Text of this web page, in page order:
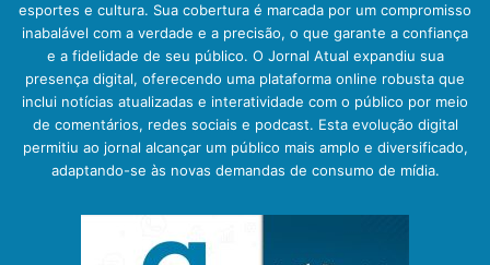
esportes e cultura. Sua cobertura é marcada por um compromisso
inabalável com a verdade e a precisão, o que garante a confiança
e a fidelidade de seu público. O Jornal Atual expandiu sua
presença digital, oferecendo uma plataforma online robusta que
inclui notícias atualizadas e interatividade com o público por meio
de comentários, redes sociais e podcast. Esta evolução digital
permitiu ao jornal alcançar um público mais amplo e diversificado,
adaptando-se às novas demandas de consumo de mídia.